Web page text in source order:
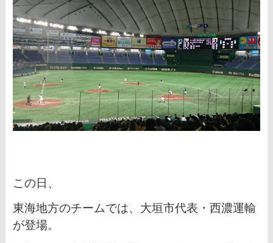
この日、
東海地方のチームでは、 大垣市代表・西濃運輸
が登場。